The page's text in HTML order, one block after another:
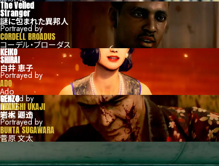
The Veiled
Stranger
謎に包まれた異邦人
Portrayed by
CORDELL BROADUS
コーデル・ブローダス
KEIKO
SHIRAI
白井 恵子
Portrayed by
ADO
Ado
GENZO
IWAKI
岩木 源造
Portrayed by
BUNTA SUGAWARA
菅原 文太
Voiced by
TAKASHI UKAJI
宇梶 剛士